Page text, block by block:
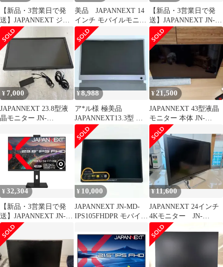
【新品・3営業日で発
送】JAPANNEXT ジャ
パンネクスト JN-MD-
IPS156F2-W(JN-MD-
IPS156F2-W)
美品 JAPANNEXT 14
インチ モバイルモニタ
ー JN-MD-IPS14F
【新品・3営業日で発
送】JAPANNEXT JN-
IPS238G165F-HSP-
BB(JN-IPS238G165F-
HSP-B)
¥7,000
JAPANNEXT 23.8型液
晶モニター JN-
¥8,988
ア*ル様 極美品
JAPANNEXT13.3型 モ
バイルモニターJN-MD-
133
¥21,500
JAPANNEXT 43型液晶
モニター 本体 JN-
IPS4302TUHDR
¥32,304
【新品・3営業日で発
送】JAPANNEXT JN-
IPS238F-HSPC6-
CMS(JN-IPS238F-
HSPC6-CMS)
¥ 10,000
JAPANNEXT JN-MD-
IPS105FHDPR モバイル
¥11,600
JAPANNEXT 24インチ
4Kモニター JN-
IPS244UHDR